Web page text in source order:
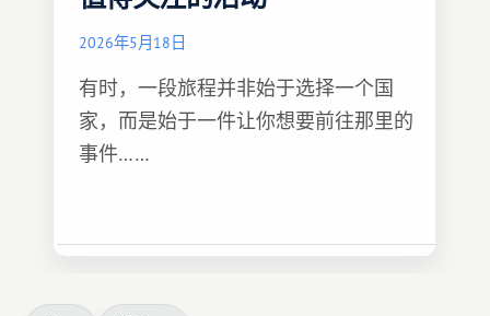
2026年5月18日
有时，一段旅程并非始于选择一个国
家，而是始于一件让你想要前往那里的
事件……